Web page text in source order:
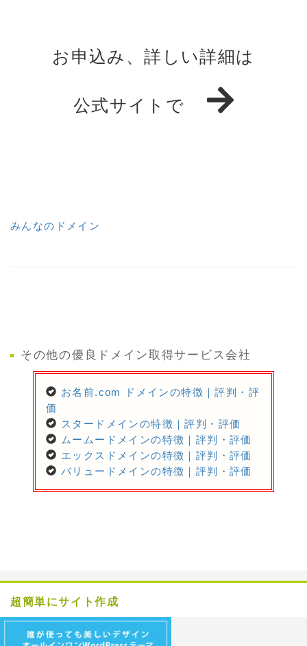
お申込み、詳しい詳細は
公式サイトで
みんなのドメイン
その他の優良ドメイン取得サービス会社
お名前.com ドメインの特徴｜評判・評
価
スタードメインの特徴｜評判・評価
ムームードメインの特徴｜評判・評価
エックスドメインの特徴｜評判・評価
バリュードメインの特徴｜評判・評価
超簡単にサイト作成